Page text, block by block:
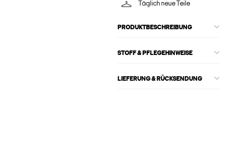
Täglich neue Teile
PRODUKTBESCHREIBUNG
STOFF & PFLEGEHINWEISE
LIEFERUNG & RÜCKSENDUNG